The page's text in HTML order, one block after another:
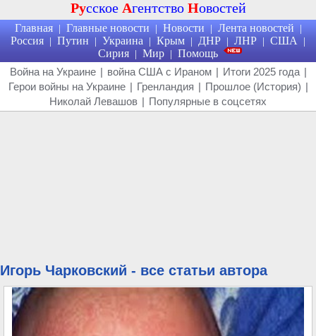
Русское Агентство Новостей
Главная | Главные новости | Новости | Лента новостей |
Россия | Путин | Украина | Крым | ДНР | ЛНР | США |
Сирия | Мир | Помощь
Война на Украине | война США с Ираном | Итоги 2025 года |
Герои войны на Украине | Гренландия | Прошлое (История) |
Николай Левашов | Популярные в соцсетях
Игорь Чарковский - все статьи автора